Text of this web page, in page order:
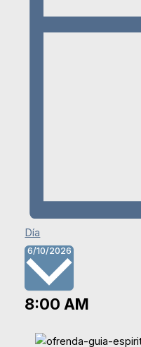
Día
6/10/2026 Selecciona
8:00 AM